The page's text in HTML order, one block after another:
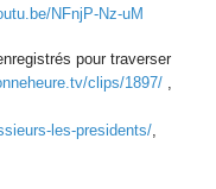
NFnjP-Nz-uM
pour traverser
clips/1897/ ,
les-presidents/,